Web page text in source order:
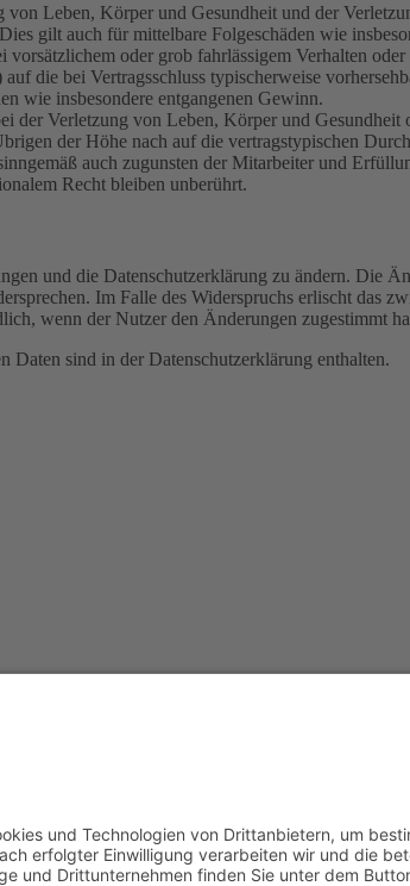
Leben, Körper und Gesundheit und der
gilt auch für mittelbare Folgeschäden wie
oder grob fahrlässigem Verhalten
die bei Vertragsschluss typischerweise
wie insbesondere entgangenen Gewinn.
der Verletzung von Leben, Körper und
der Höhe nach auf die vertragstypischen
auch zugunsten der Mitarbeiter und
Recht bleiben unberührt.
und die Datenschutzerklärung zu ändern. Die
Im Falle des Widerspruchs erlischt das
wenn der Nutzer den Änderungen zugestimmt
Daten sind in der Datenschutzerklärung enthalten.